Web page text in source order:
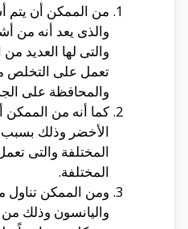
من الممكن أن يتم
والذى يعد أنه من
والتى لها العديد من
تعمل على التخلص
والمحافظة على
كما أنه من الممكن
الأخضر وذلك بسبب
المختلفة والتى
المختلفة.
ومن الممكن
واليانسون وذلك